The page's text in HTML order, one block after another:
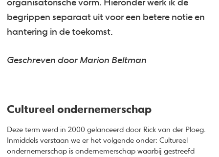
organisatorische vorm. Hieronder werk ik de
begrippen separaat uit voor een betere notie en
hantering in de toekomst.
Geschreven door Marion Beltman
Cultureel ondernemerschap
Deze term werd in 2000 gelanceerd door Rick van der Ploeg.
Inmiddels verstaan we er het volgende onder: Cultureel
ondernemerschap is ondernemerschap waarbij gestreefd